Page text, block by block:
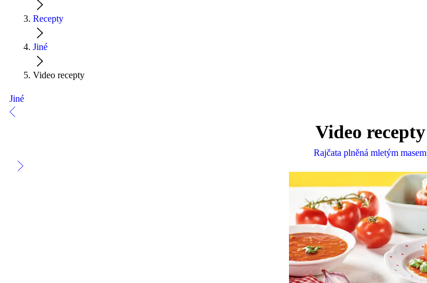
Recepty
Jiné
Video recepty
Jiné
Video recepty
Rajčata plněná mletým masem